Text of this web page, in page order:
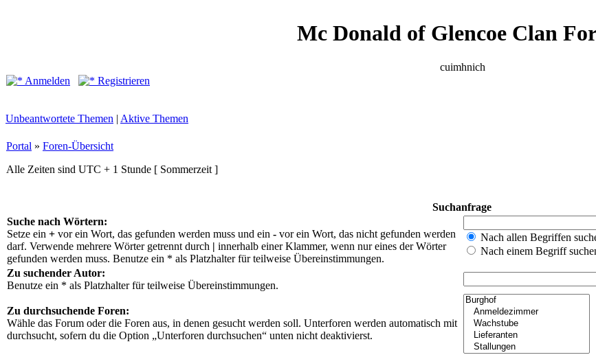
Mc Donald of Glencoe Clan
cuimhnich
Anmelden
Registrieren
Unbeantwortete Themen | Aktive Themen
Portal » Foren-Übersicht
Alle Zeiten sind UTC + 1 Stunde [ Sommerzeit ]
Suchanfrage
Suche nach Wörtern:
Setze ein + vor ein Wort, das gefunden werden muss und ein - vor ein Wort, das nicht gefunden werden
darf. Verwende mehrere Wörter getrennt durch | innerhalb einer Klammer, wenn nur eines der Wörter
gefunden werden muss. Benutze ein * als Platzhalter für teilweise Übereinstimmungen.
Nach allen Begriffen
Nach einem Begriff
Zu suchender Autor:
Benutze ein * als Platzhalter für teilweise Übereinstimmungen.
Zu durchsuchende Foren:
Wähle das Forum oder die Foren aus, in denen gesucht werden soll. Unterforen werden automatisch mit
durchsucht, sofern du die Option „Unterforen durchsuchen“ unten nicht deaktivierst.